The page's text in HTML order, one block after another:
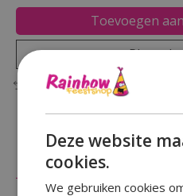
Toevoegen
Plaats
Toevoegen om te vergelijken
Beschrijving
Deze website
cookies.
We gebruiken cookies